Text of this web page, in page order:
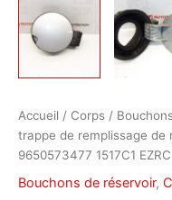
Accueil / Corps /
trappe de remplissage
9650573477 1517C1 EZRC
Bouchons de réservoir,